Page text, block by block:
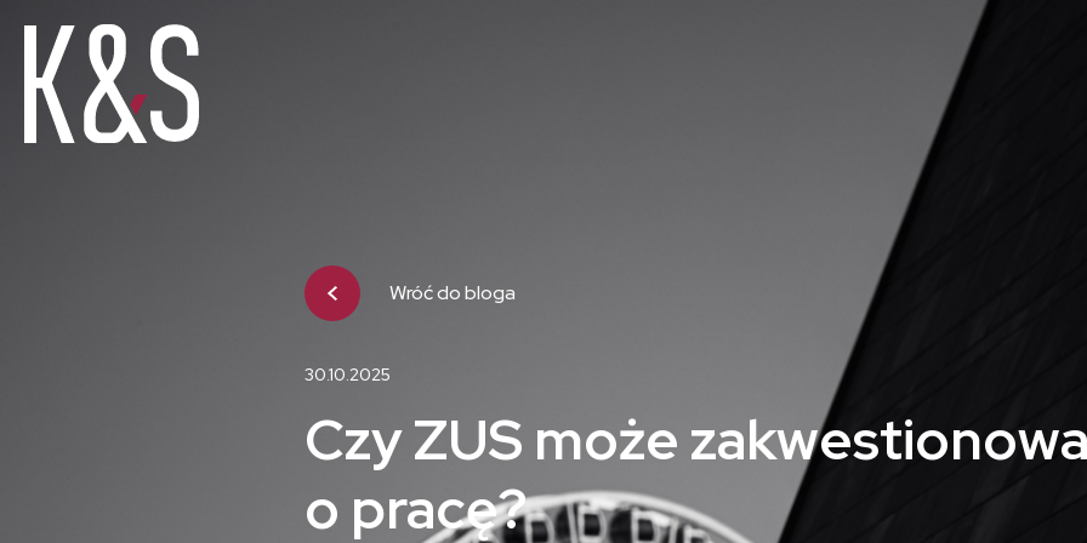
Wróć do bloga
30.10.2025
Czy ZUS może
o pracę?